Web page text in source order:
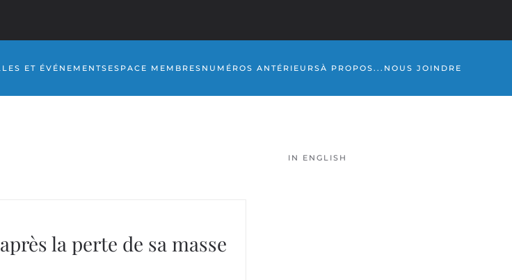
ET ÉVÉNEMENTS ESPACE MEMBRES NUMÉROS ANTÉRIEURSÀ PROPOS... NOUS JOINDRE
la perte de sa masse
IN ENGLISH